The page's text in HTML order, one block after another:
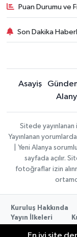
Puan Durumu ve
Son Dakika
Asayiş
Sitede
Yayınlanan
| Yeni Alanya
sayfada açılır.
fotoğraflar izin
Kuruluş Hakkında
Yayın İlkeleri